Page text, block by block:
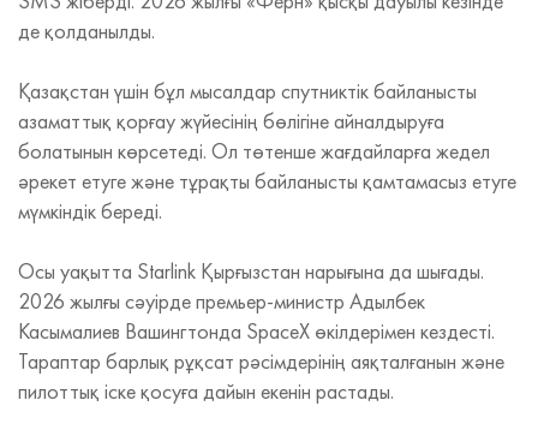
де қолданылды.
Қазақстан үшін бұл мысалдар спутниктік байланысты
азаматтық қорғау жүйесінің бөлігіне айналдыруға
болатынын көрсетеді. Ол төтенше жағдайларға жедел
әрекет етуге және тұрақты байланысты қамтамасыз етуге
мүмкіндік береді.
Осы уақытта Starlink Қырғызстан нарығына да шығады.
2026 жылғы сәуірде премьер-министр Адылбек
Касымалиев Вашингтонда SpaceX өкілдерімен кездесті.
Тараптар барлық рұқсат рәсімдерінің аяқталғанын және
пилоттық іске қосуға дайын екенін растады.